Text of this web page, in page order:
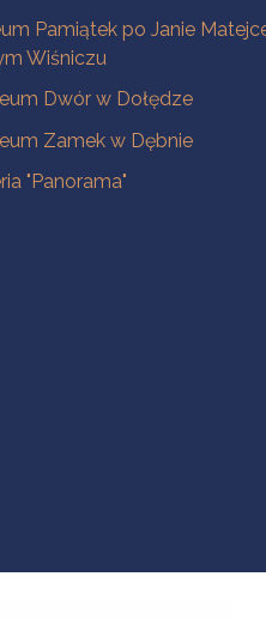
Pamiątek po Janie
Wiśniczu
Dwór w Dołędze
Zamek w Dębnie
"Panorama"